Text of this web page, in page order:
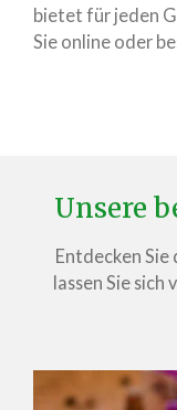
bietet für jeden
Sie online oder
Unsere
Entdecken Sie
lassen Sie